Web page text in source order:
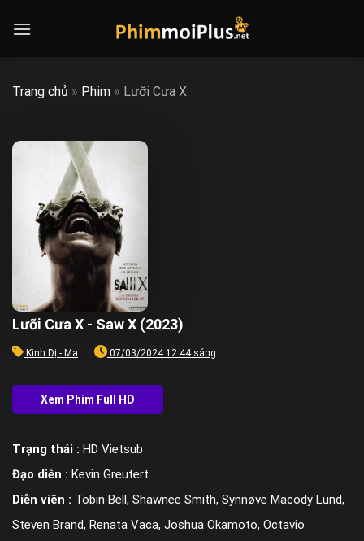
Trang chủ » Phim » Lưỡi Cưa X
Lưỡi Cưa X - Saw X (2023)
Kinh Dị - Ma 07/03/2024 12:44 sáng
Trạng thái : HD Vietsub
Đạo diễn : Kevin Greutert
Diễn viên : Tobin Bell, Shawnee Smith, Synnøve Macody Lund,
Steven Brand, Renata Vaca, Joshua Okamoto, Octavio